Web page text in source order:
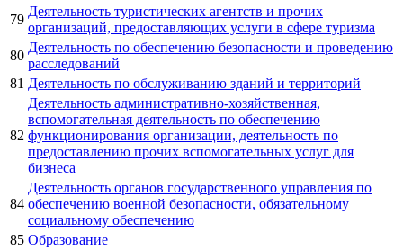
79
Деятельность туристических агентств и прочих
организаций, предоставляющих услуги в сфере туризма
80
Деятельность по обеспечению безопасности и проведению
расследований
81 Деятельность по обслуживанию зданий и территорий
82
Деятельность административно-хозяйственная,
вспомогательная деятельность по обеспечению
функционирования организации, деятельность по
предоставлению прочих вспомогательных услуг для
бизнеса
84
Деятельность органов государственного управления по
обеспечению военной безопасности, обязательному
социальному обеспечению
85 Образование